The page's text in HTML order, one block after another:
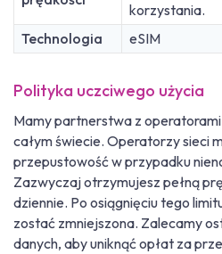
korzystania.
Technologia
eSIM
Polityka uczciwego użycia
Mamy partnerstwa z
całym świecie. Operatorzy sieci
przepustowość w przypadku
Zazwyczaj otrzymujesz pełną
dziennie. Po osiągnięciu tego
zostać zmniejszona. Zalecamy
danych, aby uniknąć opłat za